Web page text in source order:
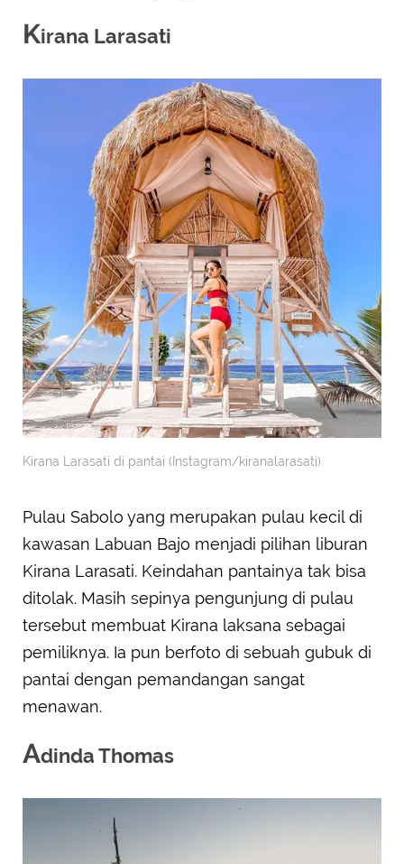
Kirana Larasati
Kirana Larasati di pantai (Instagram/kiranalarasati)
Pulau Sabolo yang merupakan pulau kecil di
kawasan Labuan Bajo menjadi pilihan liburan
Kirana Larasati. Keindahan pantainya tak bisa
ditolak. Masih sepinya pengunjung di pulau
tersebut membuat Kirana laksana sebagai
pemiliknya. Ia pun berfoto di sebuah gubuk di
pantai dengan pemandangan sangat
menawan.
Adinda Thomas